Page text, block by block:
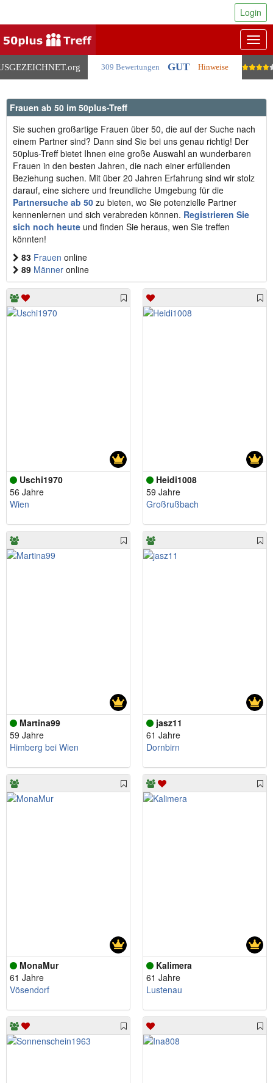
.org 309 Bewertungen GUT Hinweise
Login
Frauen ab 50 im 50plus-Treff
Sie suchen großartige Frauen über 50, die auf der Suche nach
einem Partner sind? Dann sind Sie bei uns genau richtig! Der
50plus-Treff bietet Ihnen eine große Auswahl an wunderbaren
Frauen in den besten Jahren, die nach einer erfüllenden
Beziehung suchen. Mit über 20 Jahren Erfahrung sind wir stolz
darauf, eine sichere und freundliche Umgebung für die
Partnersuche ab 50 zu bieten, wo Sie potenzielle Partner
kennenlernen und sich verabreden können. Registrieren Sie
sich noch heute und finden Sie heraus, wen Sie treffen
könnten!
83 Frauen online
89 Männer online
Uschi1970
56 Jahre
Wien
Heidi1008
59 Jahre
Großrußbach
Martina99
59 Jahre
Himberg bei Wien
jasz11
61 Jahre
Dornbirn
MonaMur
61 Jahre
Vösendorf
Kalimera
61 Jahre
Lustenau